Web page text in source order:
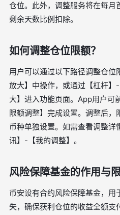
仓位。此外，调整服务将在每月
剩余天数比例扣除。
如何调整仓位限额？
用户可以通过以下路径调整仓
放大】中操作，或通过【杠杆
大】进入功能页面。App用户
限额调整】完成设置。调整后
币种单独设置。如需查看调整详
讯】-【我的调整】。
风险保障基金的作用与
币安设有合约风险保障基金，用
失，确保获利仓位的收益全额支